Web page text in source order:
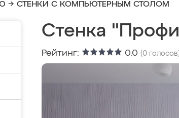
→ СТЕНКИ С КОМПЬЮТЕРНЫМ СТОЛОМ
Стенка
Рейтинг: 0.0 (0